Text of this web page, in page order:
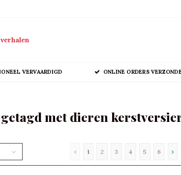
VERVAARDIGD ONLINE ORDERS
met dieren
1 2 3 4 5 6